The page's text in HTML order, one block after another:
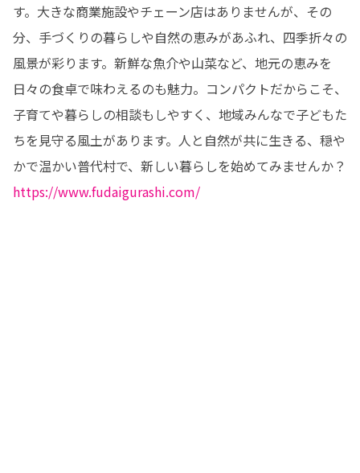
す。大きな商業施設やチェーン店はありませんが、その
分、手づくりの暮らしや自然の恵みがあふれ、四季折々の
風景が彩ります。新鮮な魚介や山菜など、地元の恵みを
日々の食卓で味わえるのも魅力。コンパクトだからこそ、
子育てや暮らしの相談もしやすく、地域みんなで子どもた
ちを見守る風土があります。人と自然が共に生きる、穏や
https://www.fudaigurashi.com/